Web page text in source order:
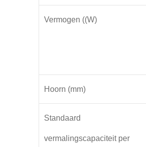
Vermogen ((W)
Hoorn (mm)
Standaard
vermalingscapaciteit per